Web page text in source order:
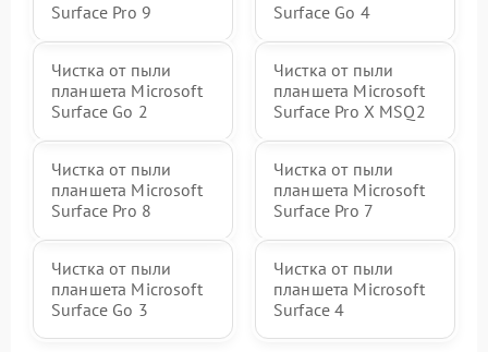
Surface Pro 9
Surface Go 4
Чистка от пыли
планшета Microsoft
Surface Go 2
Чистка от пыли
планшета Microsoft
Surface Pro X MSQ2
Чистка от пыли
планшета Microsoft
Surface Pro 8
Чистка от пыли
планшета Microsoft
Surface Pro 7
Чистка от пыли
планшета Microsoft
Surface Go 3
Чистка от пыли
планшета Microsoft
Surface 4